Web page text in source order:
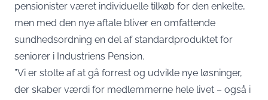
pensionister været individuelle tilkøb for den enkelte,
men med den nye aftale bliver en omfattende
sundhedsordning en del af standardproduktet for
seniorer i Industriens Pension.
”Vi er stolte af at gå forrest og udvikle nye løsninger,
der skaber værdi for medlemmerne hele livet – også i